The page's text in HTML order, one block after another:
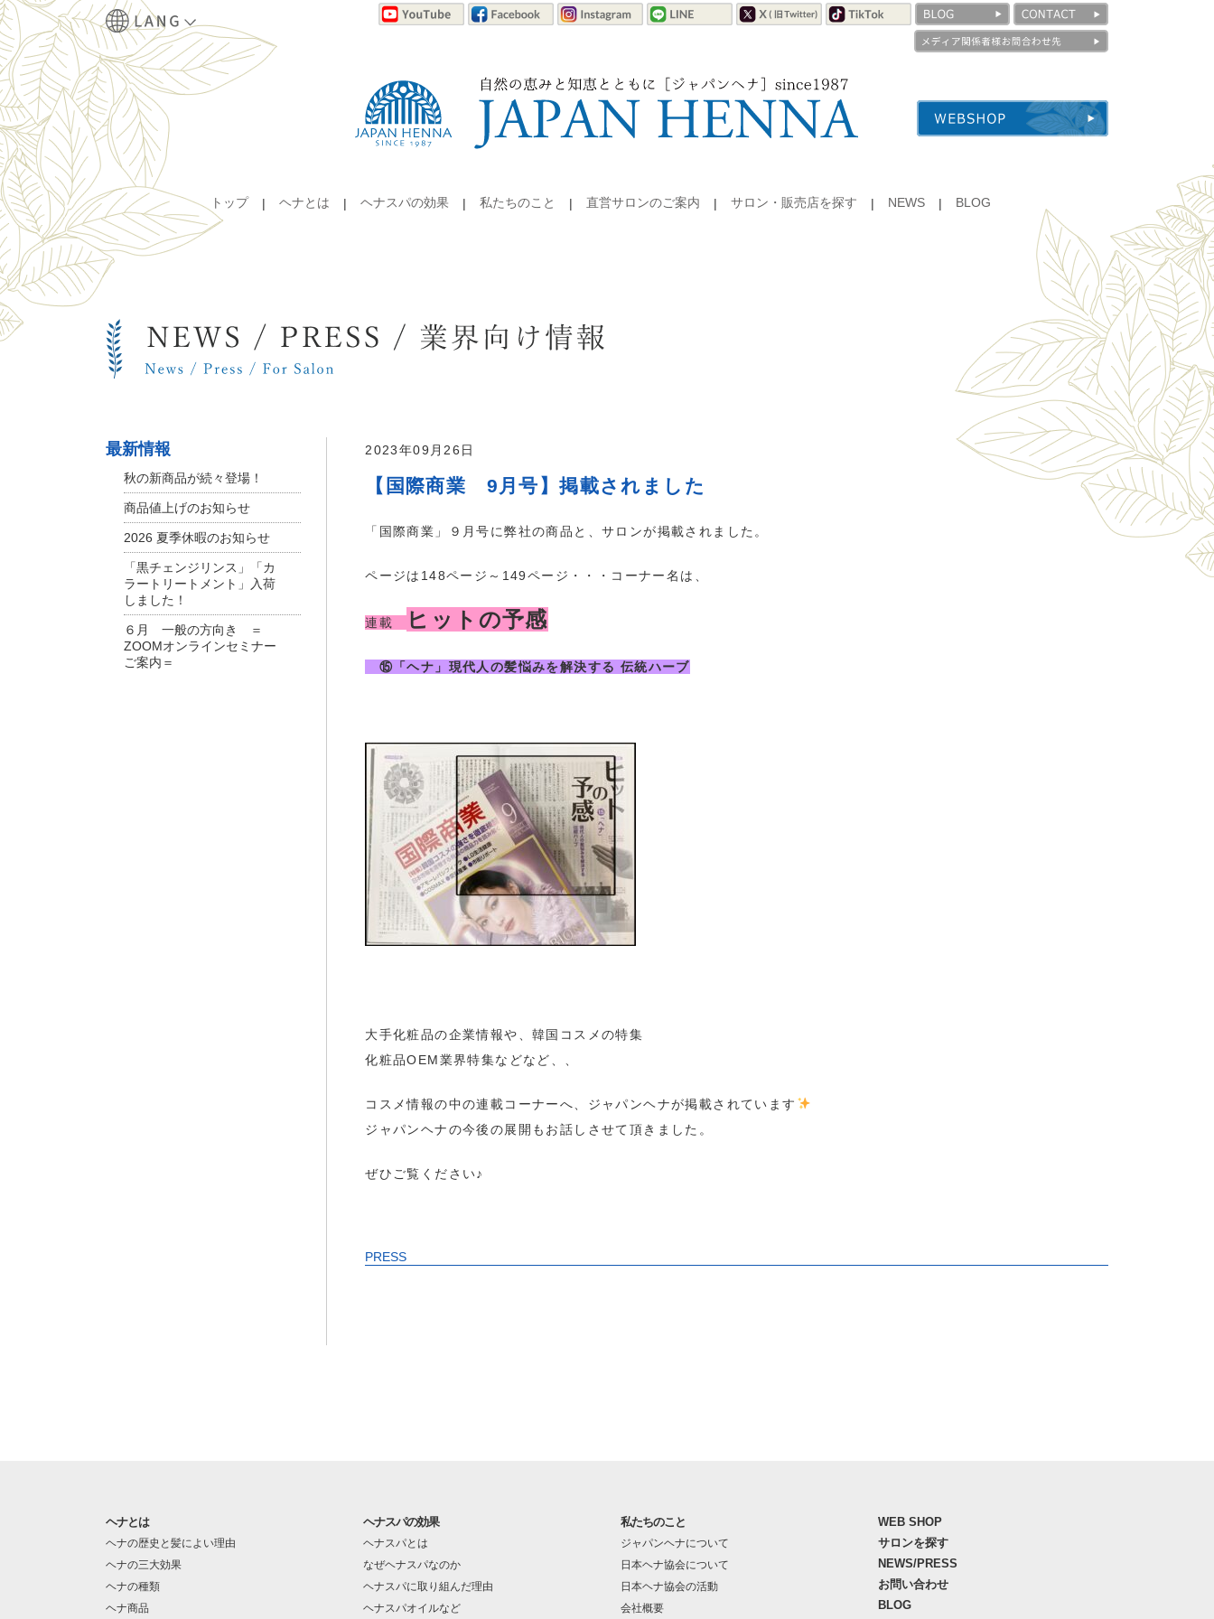
トップ ヘナとは ヘナスパの効果 私たちのこと 直営サロンのご案内 サロン・販売店を探す NEWS BLOG
2023年09月26日
【国際商業 9月号】掲載されました
「国際商業」９月号に弊社の商品と、サロンが掲載されました。
ページは148ページ～149ページ・・・コーナー名は、
連載 ヒットの予感
⑮「ヘナ」現代人の髪悩みを解決する 伝統ハーブ
大手化粧品の企業情報や、韓国コスメの特集
化粧品OEM業界特集などなど、、
コスメ情報の中の連載コーナーへ、ジャパンヘナが掲載されています
ジャパンヘナの今後の展開もお話しさせて頂きました。
ぜひご覧ください♪
PRESS
最新情報
秋の新商品が続々登場！
商品値上げのお知らせ
2026 夏季休暇のお知らせ
「黒チェンジリンス」「カ
ラートリートメント」入荷
しました！
６月 一般の方向き ＝
ZOOMオンラインセミナー
ご案内＝
ヘナとは
ヘナの歴史と髪によい理由
ヘナの三大効果
ヘナの種類
ヘナ商品
ヘナスパの効果
ヘナスパとは
なぜヘナスパなのか
ヘナスパに取り組んだ理由
ヘナスパオイルなど
私たちのこと
ジャパンヘナについて
日本ヘナ協会について
日本ヘナ協会の活動
会社概要
WEB SHOP
サロンを探す
NEWS/PRESS
お問い合わせ
BLOG